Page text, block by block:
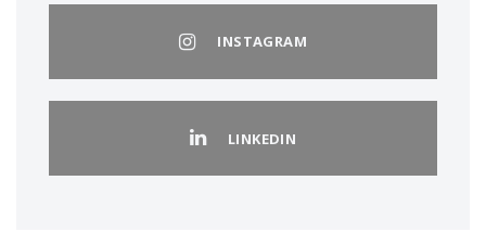
INSTAGRAM
LINKEDIN